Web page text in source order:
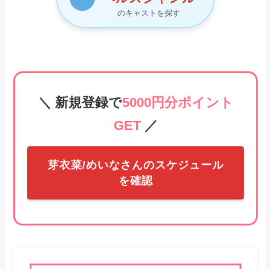
のキャストを探す
＼ 新規登録で5000円分ポイント
GET／
芽衣菜/めいなさんのスケジュール
を確認